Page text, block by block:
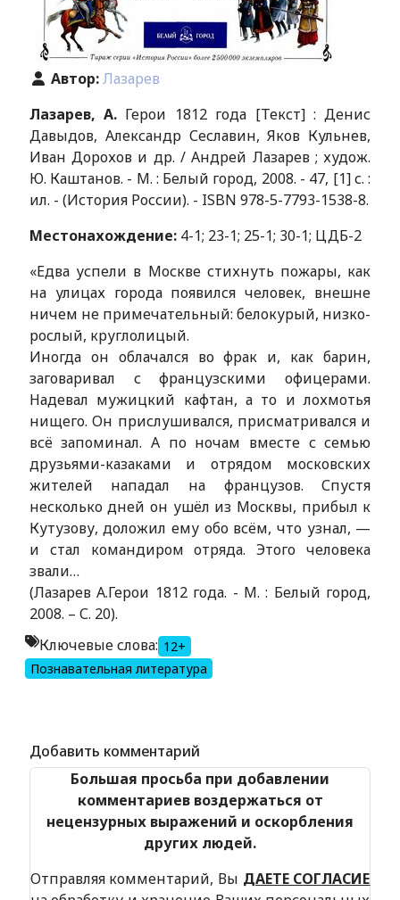
Автор:Лазарев
Лазарев, А.Герои 1812 года [Текст] : Денис
Давыдов, Александр Сеславин, Яков Кульнев,
Иван Дорохов и др. / Андрей Лазарев ; худож.
Ю. Каштанов. - М. : Белый город, 2008. - 47, [1] с. :
ил. - (История России). - ISBN 978-5-7793-1538-8.
Местонахождение:4-1; 23-1; 25-1; 30-1; ЦДБ-2
«Едва успели в Москве стихнуть пожары, как
на улицах города по­явился человек, внешне
ничем не примечательный: белокурый, низко­
рослый, круглолицый.
Иногда он облачался во фрак и, как барин,
заговаривал с французскими офицерами.
Надевал мужицкий каф­тан, а то и лохмотья
нищего. Он при­слушивался, присматривался и
всё запоминал. А по ночам вместе с се­мью
друзьями-казаками и отрядом московских
жителей нападал на французов. Спустя
несколько дней он ушёл из Москвы, прибыл к
Кутузову, доложил ему обо всём, что узнал, —
и стал командиром отряда. Этого человека
звали…
(Лазарев А.Герои 1812 года. - М. : Белый город,
2008. – С. 20).
Ключевые слова: 12+
Познавательная литература
Добавить комментарий
Большая просьба при добавлении
комментариев воздержаться от
нецензурных выражений и оскорбления
других людей.
Отправляя комментарий, Вы ДАЕТЕ СОГЛАСИЕ